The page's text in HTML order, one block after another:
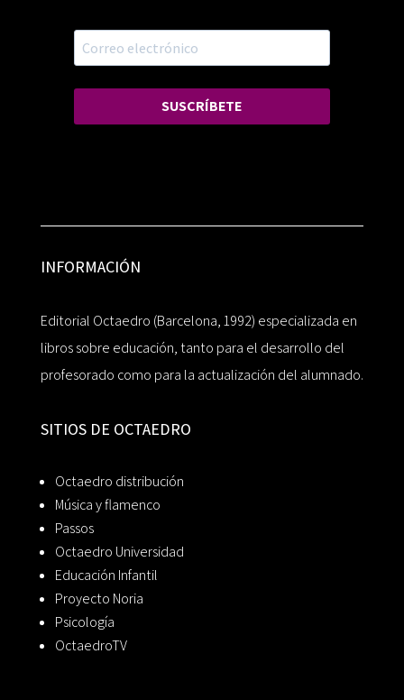
SUSCRÍBETE
INFORMACIÓN
Editorial Octaedro (Barcelona, 1992) especializada en
libros sobre educación, tanto para el desarrollo del
profesorado como para la actualización del alumnado.
SITIOS DE OCTAEDRO
Octaedro distribución
Música y flamenco
Passos
Octaedro Universidad
Educación Infantil
Proyecto Noria
Psicología
OctaedroTV